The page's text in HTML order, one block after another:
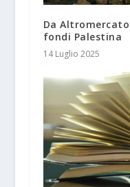
Da
fondi Palestina
14 Luglio 2025